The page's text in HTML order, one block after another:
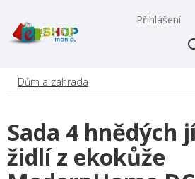
obsah
Přihlášení
Dům a zahrada
Sada 4 hnědých
židlí z ekokůže